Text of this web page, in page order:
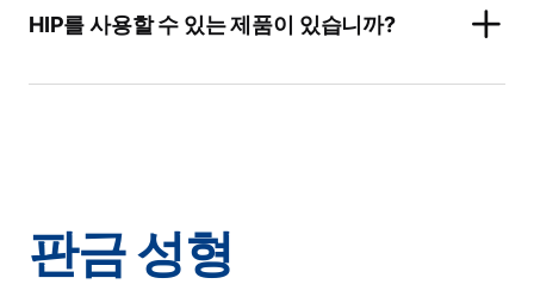
HIP를 사용할 수 있는 제품이 있습니까?
판금 성형